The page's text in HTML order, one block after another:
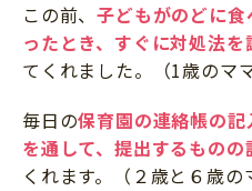
この前、子どもがのどに
ったとき、すぐに対処法
てくれました。（1歳のママ
毎日の保育園の連絡帳の
を通して、提出するものの
くれます。（２歳と６歳の